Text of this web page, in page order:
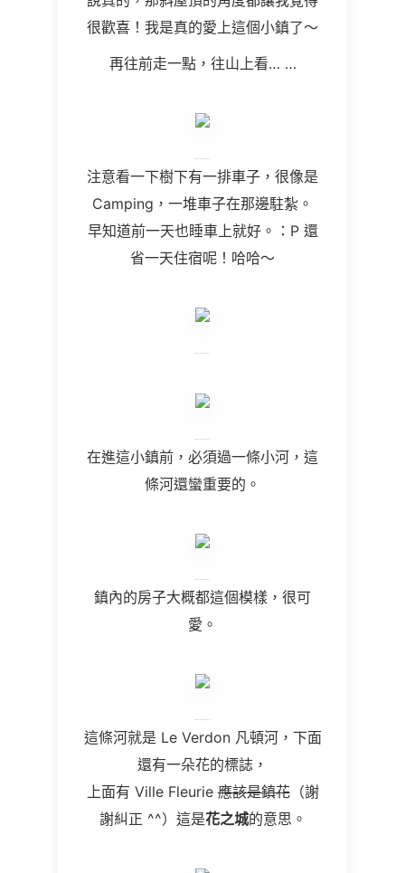
很歡喜！我是真的愛上這個小鎮了～
再往前走一點，往山上看… …
注意看一下樹下有一排車子，很像是
Camping ，一堆車子在那邊駐紮。
早知道前一天也睡車上就好。：P 還
省一天住宿呢！哈哈～
在進這小鎮前，必須過一條小河，這
條河還蠻重要的。
鎮內的房子大概都這個模樣，很可
愛。
這條河就是 Le Verdon 凡頓河，下面
還有一朵花的標誌，
上面有 Ville Fleurie應該是鎮花（謝
謝糾正 ^^）這是花之城的意思。